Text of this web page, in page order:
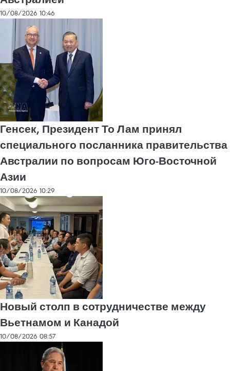
10/08/2026 10:46
Генсек, Президент То Лам принял
специального посланника правительства
Австралии по вопросам Юго-Восточной
Азии
10/08/2026 10:29
Новый столп в сотрудничестве между
Вьетнамом и Канадой
10/08/2026 08:57